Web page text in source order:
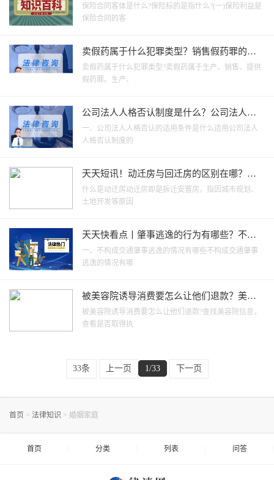
保险合同客体是什么?保险标的是指什么?(一)保险利益是
保险合同的客
卖假药属于什么犯罪类型？销售假药罪的立
案标准是什么呢？-焦点播报
卖假药属于什么犯罪类型?卖假药属于生产、销售、提供
假药罪。生产、
公司法人人格否认制度是什么？公司法人人
格否认的适用条件|天天速看
一、公司法人人格否认的适用条件是什么适用公司法人
人格否认制度的
天天短讯！动迁房与回迁房的区别在哪？什
么是动迁房？
什么是动迁房动迁房即是拆迁安置房，指因城市规划、
土地开发等原因
天天快看点丨肇事逃逸的行为有哪些？不构
成交通肇事逃逸的情况
一、不构成交通肇事逃逸的情况有哪些不构成交通肇事
逃逸的情况有哪
被美容院诱导消费要怎么让他们退款？美容
院退款按原价合法吗？
被美容院诱导消费要怎么让他们退款?查找美容院信息，
查看是否取得执
33条 上一页 1/33 下一页
首页 > 法律知识 > 婚姻家庭
首页 分类 列表 问答